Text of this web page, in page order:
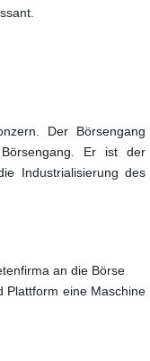
Der Börsengang
Er ist der
Industrialisierung des
an die Börse
Plattform eine Maschine